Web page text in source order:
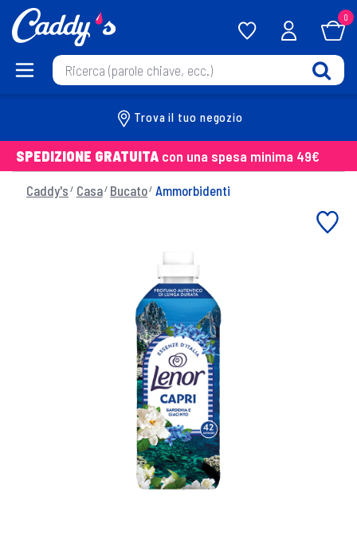
0
Trova il tuo negozio
SPEDIZIONE GRATUITA con una spesa minima 49€
Caddy's Casa Bucato Ammorbidenti